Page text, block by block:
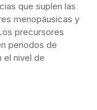
que suplen las
menopáusicas y
precursores
periodos de
el nivel de